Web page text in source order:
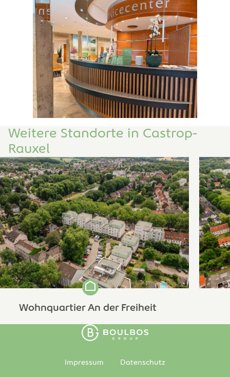
Weitere Standorte in Castrop-
Rauxel
Wohnquartier An der Freiheit
Impressum Datenschutz